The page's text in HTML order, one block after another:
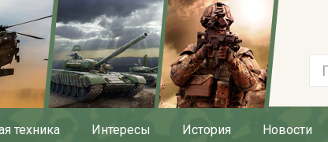
техника Интересы История Новости